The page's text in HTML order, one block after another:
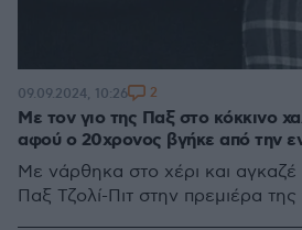
Με τον γιο της Παξ στο κόκκινο
αφού ο 20χρονος βγήκε από την
Με νάρθηκα στο χέρι και
Παξ Τζολί-Πιτ στην πρεμιέρα της
09.09.2024, 10:26 2